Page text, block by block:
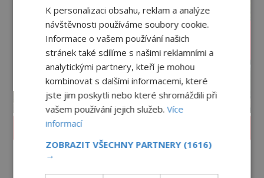
PROLISTOVAT ČASOPIS
K personalizaci obsahu, reklam a analýze
návštěvnosti používáme soubory cookie.
Informace o vašem používání našich
stránek také sdílíme s našimi reklamními a
analytickými partnery, kteří je mohou
kombinovat s dalšími informacemi, které
jste jim poskytli nebo které shromáždili při
vašem používání jejich služeb.Více
informací
ZOBRAZIT VŠECHNY PARTNERY (1616)
→